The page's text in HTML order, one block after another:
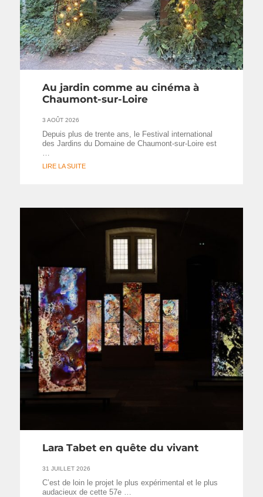
Au jardin comme au cinéma à
Chaumont-sur-Loire
3 AOÛT 2026
Depuis plus de trente ans, le Festival international
des Jardins du Domaine de Chaumont-sur-Loire est
LIRE LA SUITE
Lara Tabet en quête du vivant
31 JUILLET 2026
C’est de loin le projet le plus expérimental et le plus
audacieux de cette 57e …